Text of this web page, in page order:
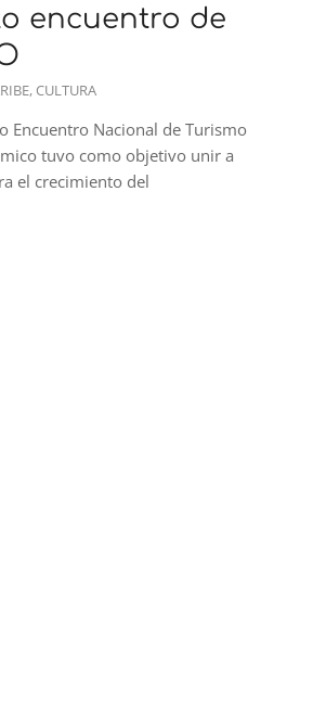
encuentro de
, CULTURA
Encuentro Nacional de Turismo
tuvo como objetivo unir a
el crecimiento del